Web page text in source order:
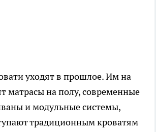
уходят в прошлое. Им на
матрасы на полу, современные
и модульные системы,
традиционным кроватям